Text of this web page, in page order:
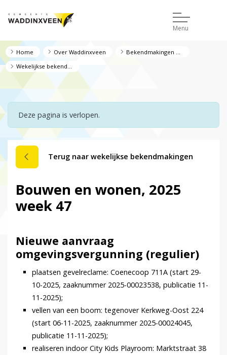
Menu
Home Over Waddinxveen
Wekelijkse bekendmakingen
Deze pagina is verlopen.
Terug naar wekelijkse bekendmakingen
Bouwen en wonen, 2025
week 47
Nieuwe aanvraag
omgevingsvergunning (regulier)
plaatsen gevelreclame: Coenecoop 711A (start 29-
10-2025, zaaknummer 2025-00023538, publicatie 11-
11-2025);
vellen van een boom: tegenover Kerkweg-Oost 224
(start 06-11-2025, zaaknummer 2025-00024045,
publicatie 11-11-2025);
realiseren indoor City Kids Playroom: Marktstraat 38